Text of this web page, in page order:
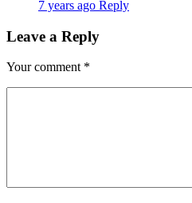
7 years ago Reply
Leave a Reply
Your comment *